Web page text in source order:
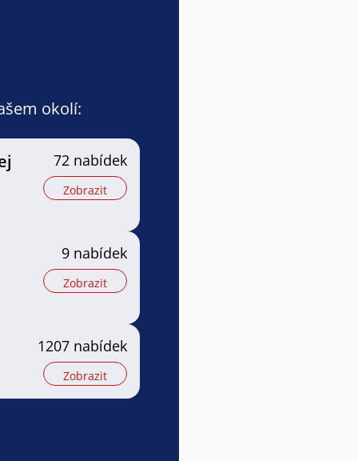
okolí:
72 nabídek
Zobrazit
9 nabídek
Zobrazit
1207 nabídek
Zobrazit